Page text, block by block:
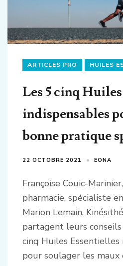
ARTICLES PRO HUILES
Les 5 cinq
indispensables
bonne pratique
22 OCTOBRE 2021 EONA
Françoise Couic-
pharmacie, spécialiste
Marion Lemain,
partagent leurs
cinq Huiles Essentielles
pour soulager les